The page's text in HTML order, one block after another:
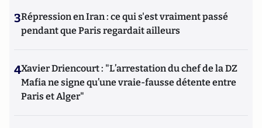
3Répression en Iran : ce qui s'est vraiment passé
pendant que Paris regardait ailleurs
4Xavier Driencourt : "L’arrestation du chef de la DZ
Mafia ne signe qu’une vraie-fausse détente entre
Paris et Alger"